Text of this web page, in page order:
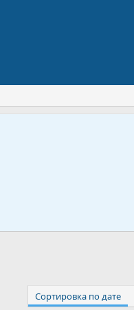
Сортировка по дате